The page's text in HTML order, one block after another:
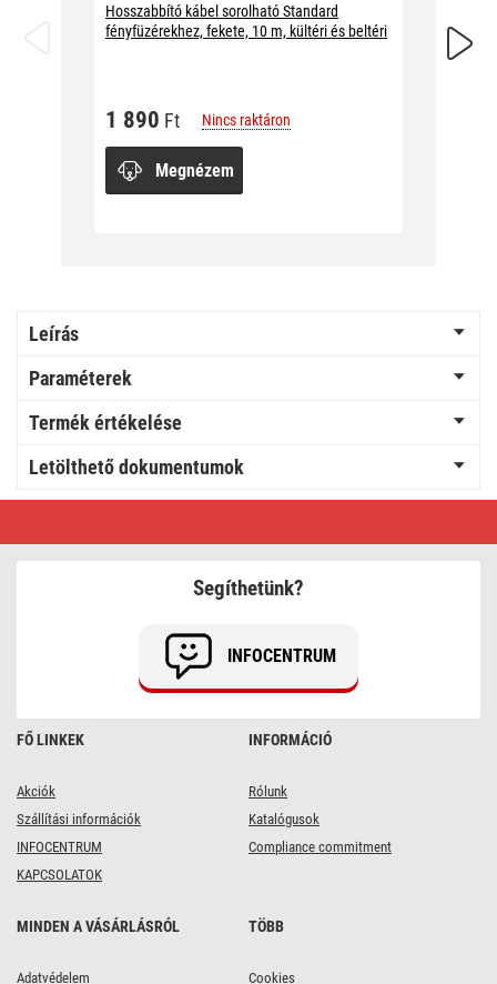
Hosszabbító kábel sorolható Standard
fényfüzérekhez, fekete, 10 m, kültéri és beltéri
1 890 Ft Nincs raktáron
Megnézem
beltéri
Leírás
Paraméterek
Termék értékelése
Letölthető dokumentumok
fényfüzér
FŐ LINKEK
Akciók
Szállítási információk
INFOCENTRUM
KAPCSOLATOK
INFORMÁCIÓ
Rólunk
Katalógusok
Compliance commitment
MINDEN A VÁSÁRLÁSRÓL
Adatvédelem
TÖBB
Cookies
Segíthetünk?
INFOCENTRUM